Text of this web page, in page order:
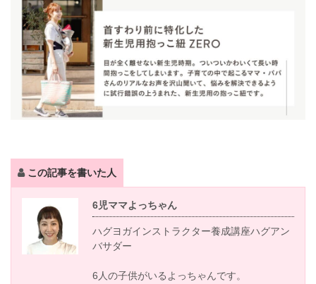
この記事を書いた人
6児ママよっちゃん
ハグヨガインストラクター養成講座ハグアン
バサダー
6人の子供がいるよっちゃんです。